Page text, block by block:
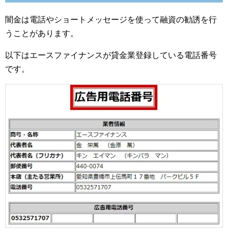
闇金は電話やショートメッセージを使って融資の勧誘を行
うことがあります。
以下はエースファイナンスが貸金業登録している電話番号
です。